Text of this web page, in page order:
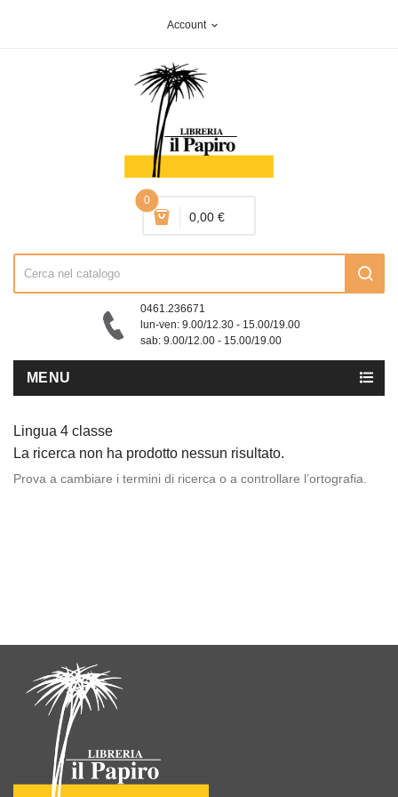
Account expand_more
0
0,00 €
0461.236671
lun-ven: 9.00/12.30 - 15.00/19.00
sab: 9.00/12.00 - 15.00/19.00
MENU
Lingua 4 classe
La ricerca non ha prodotto nessun risultato.
Prova a cambiare i termini di ricerca o a controllare l’ortografia.